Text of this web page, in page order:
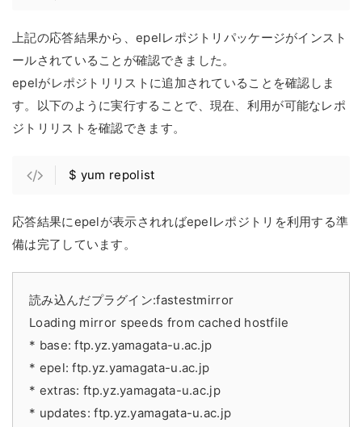
上記の応答結果から、epelレポジトリパッケージがインスト
ールされていることが確認できました。
epelがレポジトリリストに追加されていることを確認しま
す。以下のように実行することで、現在、利用が可能なレポ
ジトリリストを確認できます。
$ yum repolist
応答結果にepelが表示されればepelレポジトリを利用する準
備は完了しています。
読み込んだプラグイン:fastestmirror
Loading mirror speeds from cached hostfile
* base: ftp.yz.yamagata-u.ac.jp
* epel: ftp.yz.yamagata-u.ac.jp
* extras: ftp.yz.yamagata-u.ac.jp
* updates: ftp.yz.yamagata-u.ac.jp